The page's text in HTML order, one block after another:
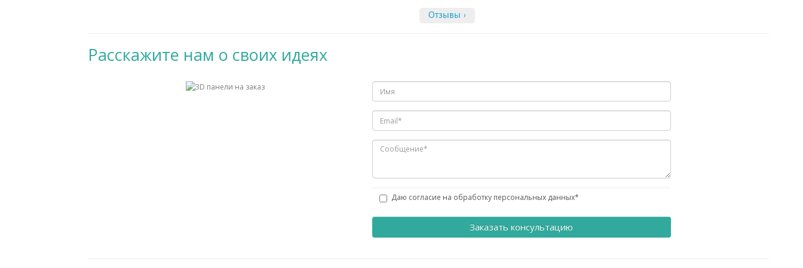
Отзывы ›
Расскажите нам о своих идеях
Даю согласие на обработку персональных данных*
Заказать консультацию